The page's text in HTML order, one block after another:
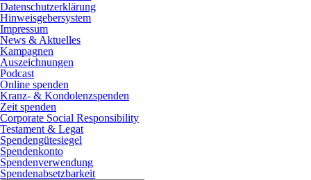
Datenschutzerklärung
Hinweisgebersystem
Impressum
News & Aktuelles
Kampagnen
Auszeichnungen
Podcast
Online spenden
Kranz- & Kondolenzspenden
Zeit spenden
Corporate Social Responsibility
Testament & Legat
Spendengütesiegel
Spendenkonto
Spendenverwendung
Spendenabsetzbarkeit